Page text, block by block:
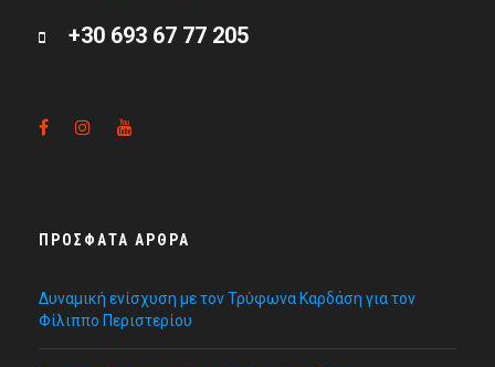
+30 693 67 77 205
ΠΡΌΣΦΑΤΑ ΆΡΘΡΑ
Δυναμική ενίσχυση με τον Τρύφωνα Καρδάση για τον
Φίλιππο Περιστερίου